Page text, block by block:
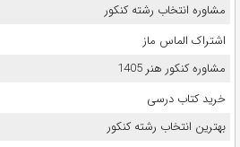
مشاوره انتخاب رشته کنکور
اشتراک الماس ماز
مشاوره کنکور هنر 1405
خرید کتاب درسی
بهترین انتخاب رشته کنکور